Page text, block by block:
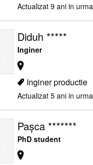
Actualizat 9 ani in urma
Diduh *****
Inginer
Inginer productie
Actualizat 5 ani in urma
Pașca *******
PhD student